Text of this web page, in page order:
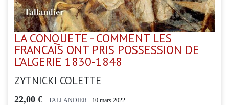
LA CONQUETE - COMMENT LES
FRANCAIS ONT PRIS POSSESSION DE
L’ALGERIE 1830-1848
ZYTNICKI COLETTE
22,00 € - TALLANDIER - 10 mars 2022 -